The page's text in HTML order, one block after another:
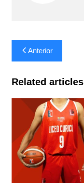
Navegación
de
entradas
Anterior
Related articles